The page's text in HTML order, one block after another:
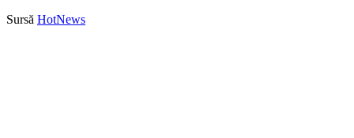
Sursă HotNews